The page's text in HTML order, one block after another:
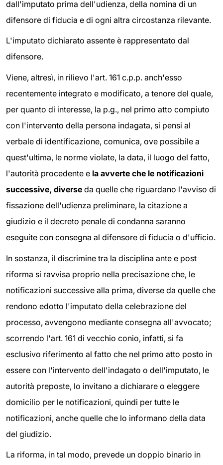
dall'imputato prima dell'udienza, della nomina di un
difensore di fiducia e di ogni altra circostanza rilevante.
L'imputato dichiarato assente è rappresentato dal
difensore.
Viene, altresì, in rilievo l'art. 161 c.p.p. anch'esso
recentemente integrato e modificato, a tenore del quale,
per quanto di interesse, la p.g., nel primo atto compiuto
con l'intervento della persona indagata, si pensi al
verbale di identificazione, comunica, ove possibile a
quest'ultima, le norme violate, la data, il luogo del fatto,
l'autorità procedente e la avverte che le notificazioni
successive, diverse da quelle che riguardano l'avviso di
fissazione dell'udienza preliminare, la citazione a
giudizio e il decreto penale di condanna saranno
eseguite con consegna al difensore di fiducia o d'ufficio.
In sostanza, il discrimine tra la disciplina ante e post
riforma si ravvisa proprio nella precisazione che, le
notificazioni successive alla prima, diverse da quelle che
rendono edotto l'imputato della celebrazione del
processo, avvengono mediante consegna all'avvocato;
scorrendo l'art. 161 di vecchio conio, infatti, si fa
esclusivo riferimento al fatto che nel primo atto posto in
essere con l'intervento dell'indagato o dell'imputato, le
autorità preposte, lo invitano a dichiarare o eleggere
domicilio per le notificazioni, quindi per tutte le
notificazioni, anche quelle che lo informano della data
del giudizio.
La riforma, in tal modo, prevede un doppio binario in